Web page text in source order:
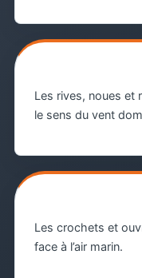
Les rives, noues et
le sens du vent
Les crochets et
face à l’air marin.